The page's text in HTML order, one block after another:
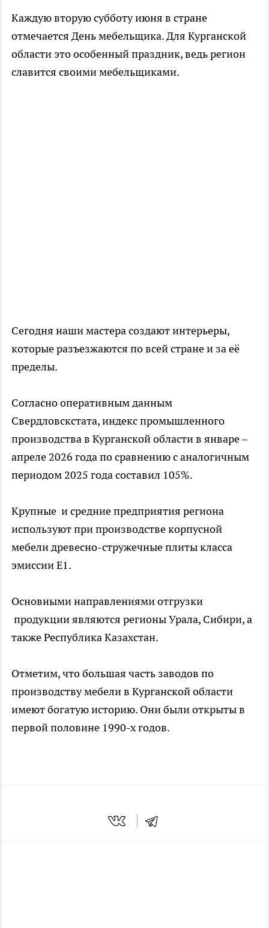
Каждую вторую субботу июня в стране
отмечается День мебельщика. Для Курганской
области это особенный праздник, ведь регион
славится своими мебельщиками.
Сегодня наши мастера создают интерьеры,
которые разъезжаются по всей стране и за её
пределы.
Согласно оперативным данным
Свердловскстата, индекс промышленного
производства в Курганской области в январе –
апреле 2026 года по сравнению с аналогичным
периодом 2025 года составил 105%.
Крупные и средние предприятия региона
используют при производстве корпусной
мебели древесно-стружечные плиты класса
эмиссии Е1.
Основными направлениями отгрузки
продукции являются регионы Урала, Сибири, а
также Республика Казахстан.
Отметим, что большая часть заводов по
производству мебели в Курганской области
имеют богатую историю. Они были открыты в
первой половине 1990-х годов.